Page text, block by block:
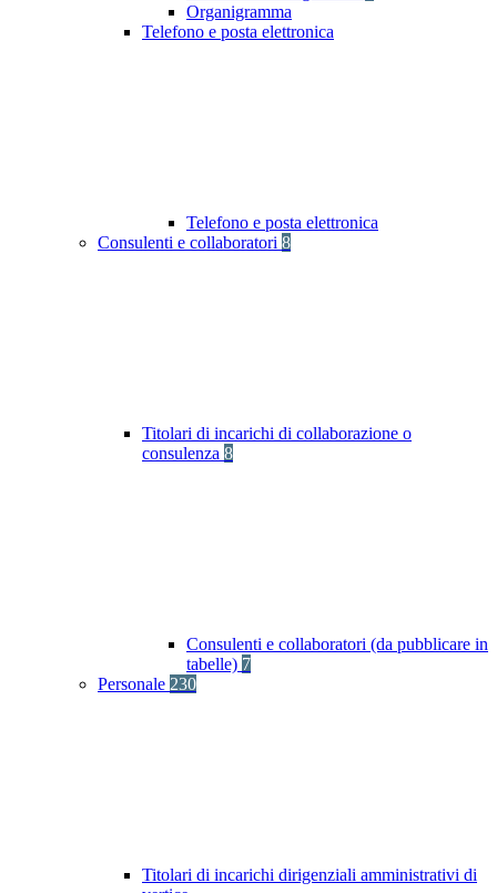
Organigramma
Telefono e posta elettronica
Telefono e posta elettronica
Consulenti e collaboratori 8
Titolari di incarichi di collaborazione o
consulenza 8
Consulenti e collaboratori (da pubblicare in
tabelle) 7
Personale 230
Titolari di incarichi dirigenziali amministrativi di